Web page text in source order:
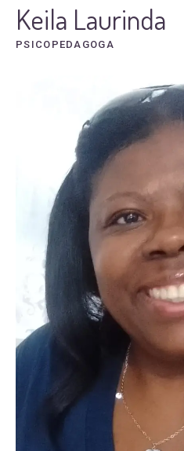
Keila Laurinda
PSICOPEDAGOGA